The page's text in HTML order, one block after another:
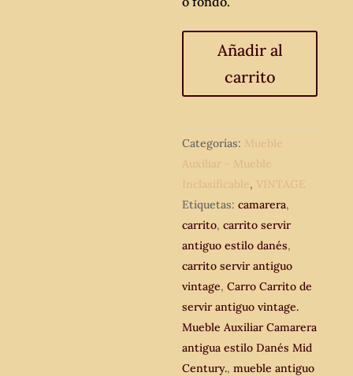
Carrito
servir
vintage.
Mueble
Auxiliar
Camarera
antigua
estilo
Danés
Mid
Century.
cantidad
Añadir al
carrito
Categorías: Mueble
Auxiliar - Mueble
Inclasificable, VINTAGE
Etiquetas:camarera,
carrito,carrito servir
antiguo estilo danés,
carrito servir antiguo
vintage,Carro Carrito de
servir antiguo vintage.
Mueble Auxiliar Camarera
antigua estilo Danés Mid
Century.,mueble antiguo